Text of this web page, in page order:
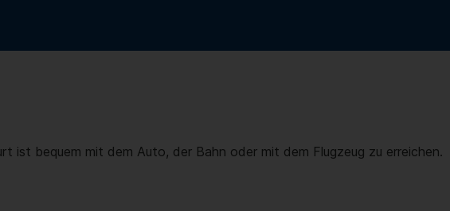
ist bequem mit dem Auto, der Bahn oder mit dem Flugzeug zu erreichen.